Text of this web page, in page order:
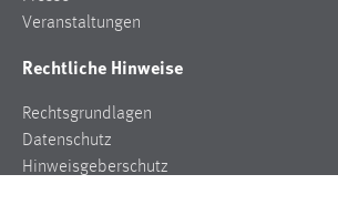
Veranstaltungen
Rechtliche Hinweise
Rechtsgrundlagen
Datenschutz
Hinweisgeberschutz
Zweck:
Conversion-Tracking
Cookie Laufzeit:
3 Monate